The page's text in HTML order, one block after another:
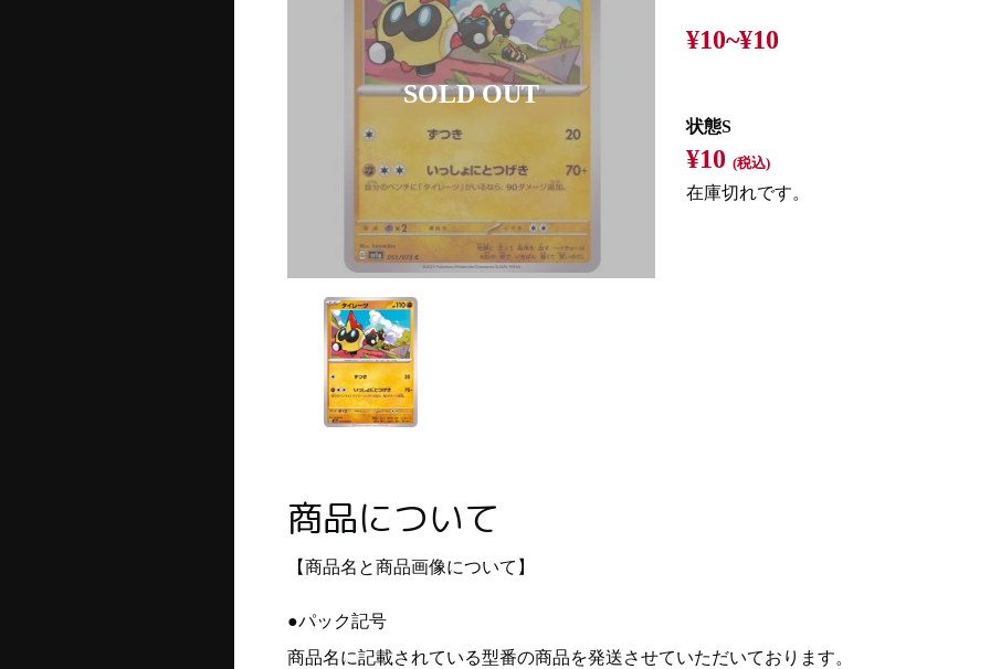
¥10~¥10
状態S
¥10(税込)
在庫切れです。
商品について
【商品名と商品画像について】
●パック記号
商品名に記載されている型番の商品を発送させていただいております。